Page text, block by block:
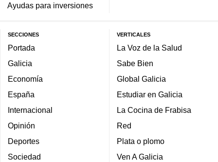
Ayudas para inversiones
SECCIONES
Portada
Galicia
Economía
España
Internacional
Opinión
Deportes
Sociedad
VERTICALES
La Voz de la Salud
Sabe Bien
Global Galicia
Estudiar en Galicia
La Cocina de Frabisa
Red
Plata o plomo
Ven A Galicia